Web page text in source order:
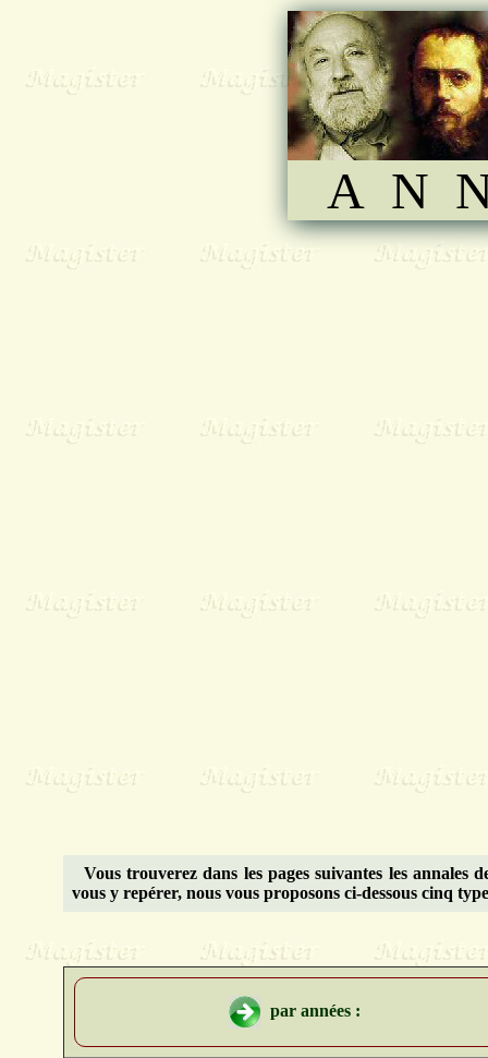
A N
Vous trouverez dans les pages suivantes les annales
vous y repérer, nous vous proposons ci-dessous cinq
par années :